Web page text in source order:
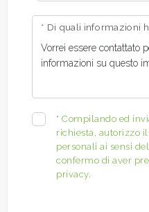
* Di quali informazioni
*Compilando ed
richiesta, autorizzo
personali ai sensi
confermo di aver
privacy.